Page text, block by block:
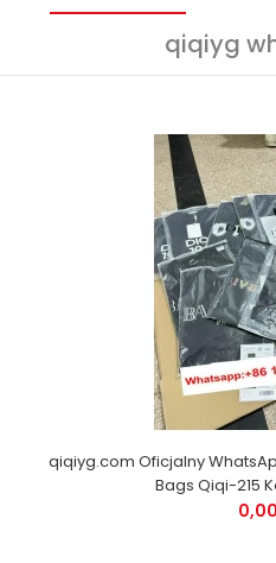
qiqiyg
qiqiyg.com Oficjalny
Bags Qiqi-215